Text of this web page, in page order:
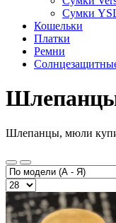
Сумки
Кошельки
Платки
Ремни
Шлепанцы, мюли